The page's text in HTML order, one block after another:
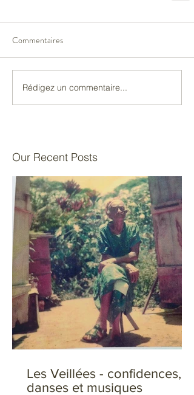
Commentaires
Rédigez un commentaire...
Our Recent Posts
Les Veillées - confidences,
danses et musiques